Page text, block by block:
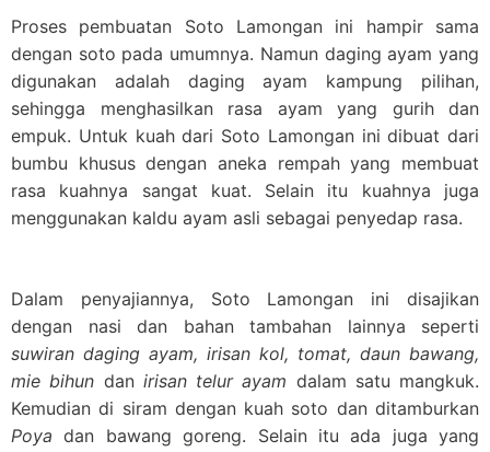
Proses pembuatan Soto Lamongan ini hampir sama
dengan soto pada umumnya. Namun daging ayam yang
digunakan adalah daging ayam kampung pilihan,
sehingga menghasilkan rasa ayam yang gurih dan
empuk. Untuk kuah dari Soto Lamongan ini dibuat dari
bumbu khusus dengan aneka rempah yang membuat
rasa kuahnya sangat kuat. Selain itu kuahnya juga
menggunakan kaldu ayam asli sebagai penyedap rasa.
Dalam penyajiannya, Soto Lamongan ini disajikan
dengan nasi dan bahan tambahan lainnya seperti
suwiran daging ayam, irisan kol, tomat, daun bawang,
mie bihun dan irisan telur ayam dalam satu mangkuk.
Kemudian di siram dengan kuah soto dan ditamburkan
Poya dan bawang goreng. Selain itu ada juga yang